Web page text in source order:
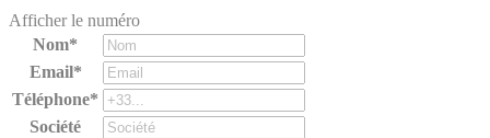
Afficher le numéro
Nom*
Email*
Téléphone*
Société